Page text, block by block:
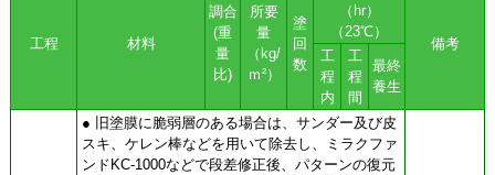
工程 材料
調合
(重
量
比)
所要
量
（kg/
ｍ²）
塗
回
数
（hr）
（23℃）
備考
工
程
内
工
程
間
最終
養生
● 旧塗膜に脆弱層のある場合は、サンダー及び皮
スキ、ケレン棒などを用いて除去し、ミラクファ
ンドKC-1000などで段差修正後、パターンの復元